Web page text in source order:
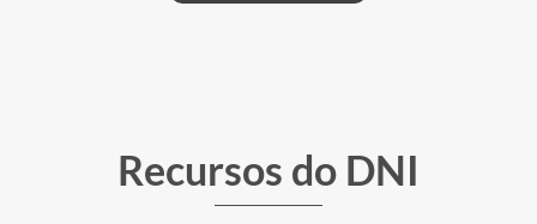
Recursos do DNI